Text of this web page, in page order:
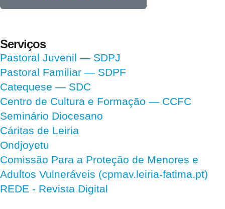
Serviços
Pastoral Juvenil — SDPJ
Pastoral Familiar — SDPF
Catequese — SDC
Centro de Cultura e Formação — CCFC
Seminário Diocesano
Cáritas de Leiria
Ondjoyetu
Comissão Para a Proteção de Menores e
Adultos Vulneráveis (cpmav.leiria-fatima.pt)
REDE - Revista Digital